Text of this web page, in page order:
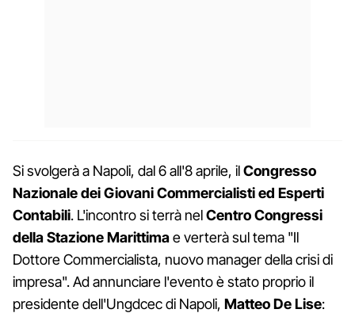
Si svolgerà a Napoli, dal 6 all'8 aprile, ilCongresso
Nazionale dei Giovani Commercialisti ed Esperti
Contabili. L'incontro si terrà nelCentro Congressi
della Stazione Marittimae verterà sul tema "Il
Dottore Commercialista, nuovo manager della crisi di
impresa". Ad annunciare l'evento è stato proprio il
presidente dell'Ungdcec di Napoli, Matteo De Lise: